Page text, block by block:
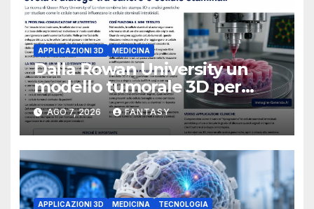
APPLICAZIONI 3D MEDICINA
Dalla Rowan University un
modello tumorale 3D per
studiare il dialogo tra cancro
e cellule staminali
AGO 7, 2026 FANTASY
APPLICAZIONI 3D MEDICINA TECNOLOGIA